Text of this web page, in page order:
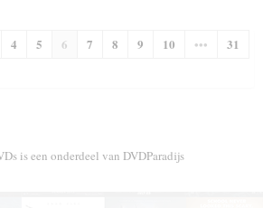
4 5 6 7 8 9 10 •••
31
is een onderdeel van DVDParadijs